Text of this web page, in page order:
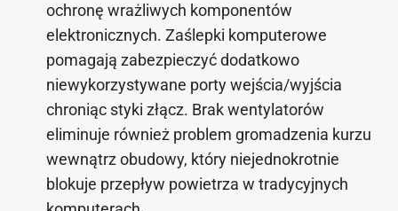
ochronę wrażliwych komponentów
elektronicznych. Zaślepki komputerowe
pomagają zabezpieczyć dodatkowo
niewykorzystywane porty wejścia/wyjścia
chroniąc styki złącz. Brak wentylatorów
eliminuje również problem gromadzenia kurzu
wewnątrz obudowy, który niejednokrotnie
blokuje przepływ powietrza w tradycyjnych